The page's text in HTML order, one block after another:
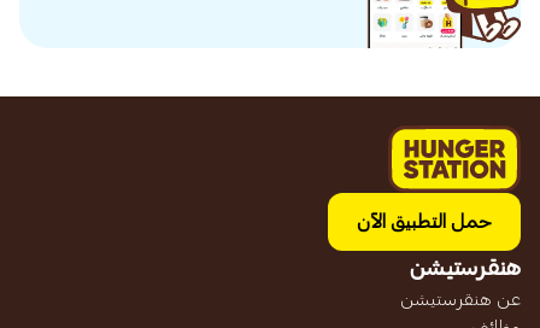
حمل التطبيق الآن
هنقرستيشن
عن هنقرستيشن